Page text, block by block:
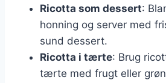
Ricotta som dessert:
honning og server med
sund dessert.
Ricotta i tærte: Brug
tærte med frugt eller